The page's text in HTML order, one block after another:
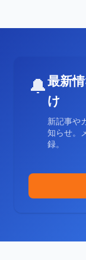
🔔最新
け
新記事や
知らせ。
録。